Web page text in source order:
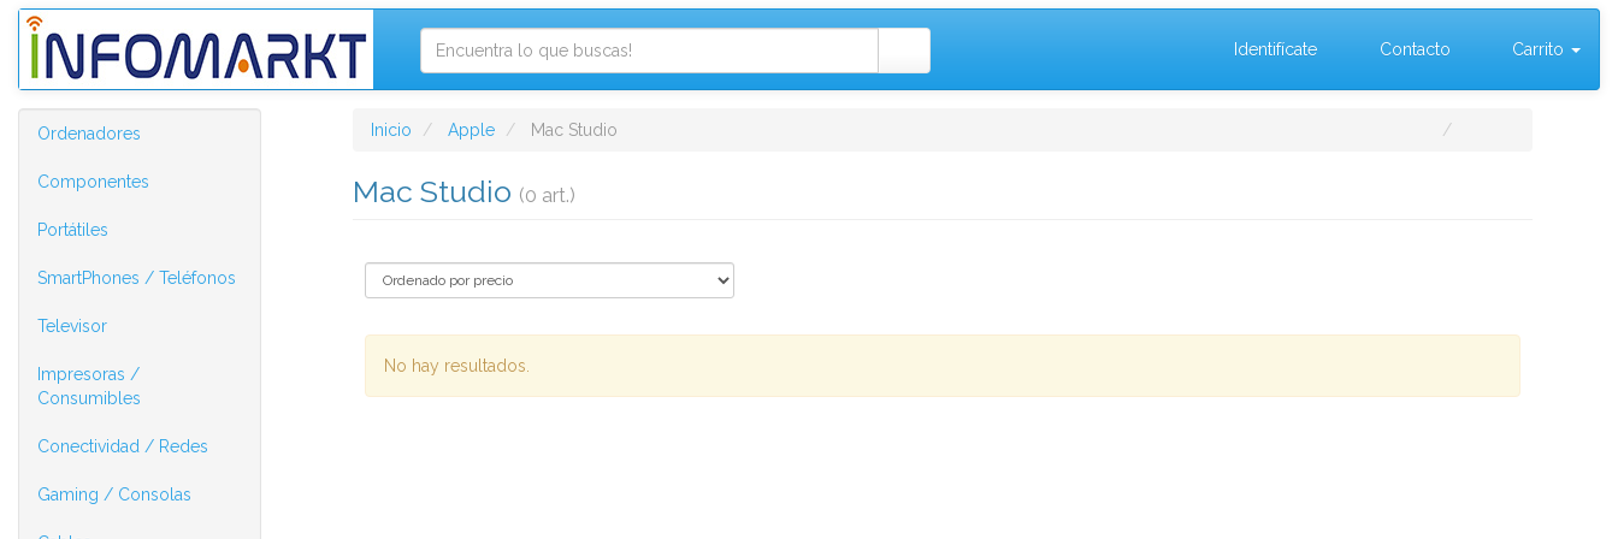
Identifícate Contacto Carrito
Ordenadores
Componentes
Portátiles
SmartPhones / Teléfonos
Televisor
Impresoras /
Consumibles
Conectividad / Redes
Gaming / Consolas
Inicio Apple Mac Studio
Mac Studio (0 art.)
No hay resultados.